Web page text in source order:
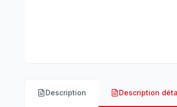
Description Description